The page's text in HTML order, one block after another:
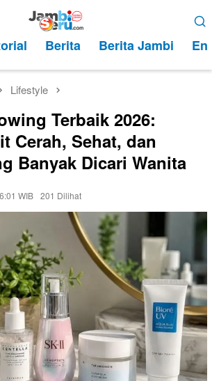
Berita Berita Jambi
Lifestyle
Terbaik 2026:
Cerah, Sehat, dan
Banyak Dicari Wanita
WIB 201 Dilihat